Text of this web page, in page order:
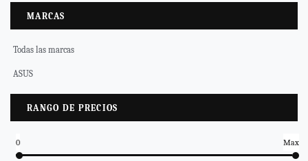
MARCAS
Todas las marcas
ASUS
RANGO DE PRECIOS
0 Max